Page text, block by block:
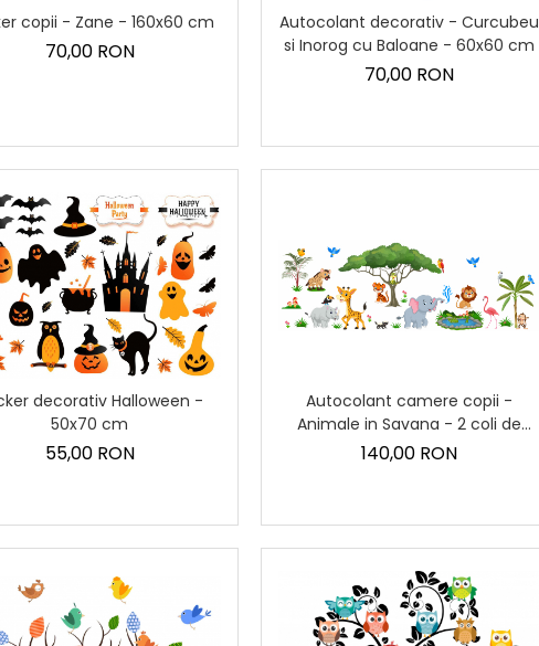
copii - Zane - 160x60 cm
70,00 RON
Autocolant decorativ - Curcubeu
si Inorog cu Baloane - 60x60 cm
70,00 RON
decorativ Halloween -
50x70 cm
55,00 RON
Autocolant camere copii -
Animale in Savana - 2 coli de
60x90 cm
140,00 RON